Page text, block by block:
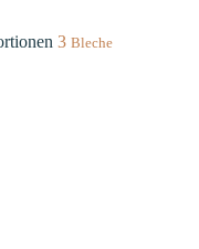
3 Bleche